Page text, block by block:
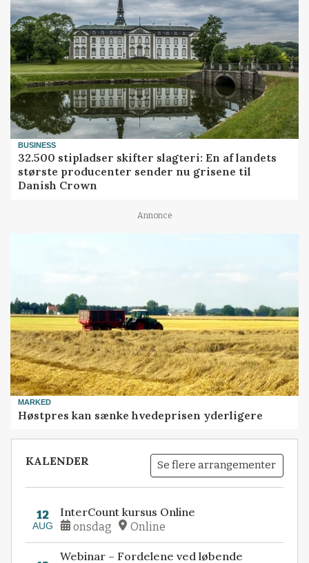
BUSINESS
32.500 stipladser skifter slagteri: En af landets
største producenter sender nu grisene til
Danish Crown
Annonce
MARKED
Høstpres kan sænke hvedeprisen yderligere
KALENDER Se flere arrangementer
12
AUG
InterCount kursus Online
onsdag Online
Webinar – Fordelene ved løbende